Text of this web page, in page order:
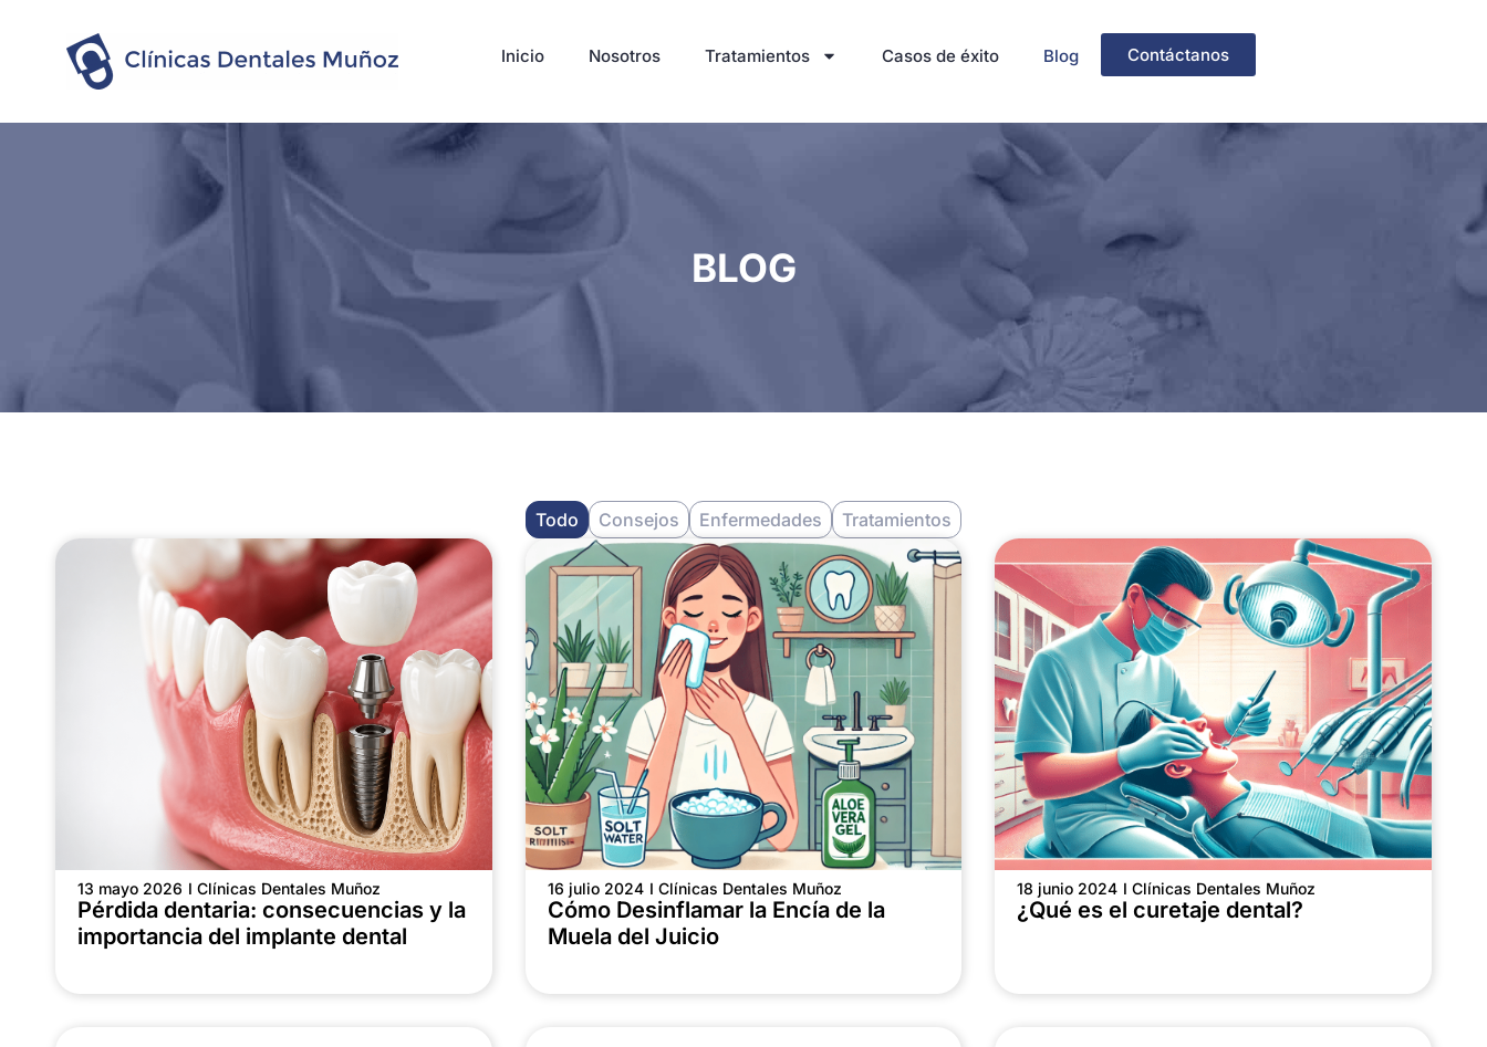
Inicio Nosotros Tratamientos Casos de éxito Blog Contáctanos
BLOG
Consejos Enfermedades Tratamientos
Todo
13 mayo 2026 I Clínicas Dentales Muñoz
Pérdida dentaria: consecuencias y la
importancia del implante dental
16 julio 2024 I Clínicas Dentales Muñoz
Cómo Desinflamar la Encía de la
Muela del Juicio
18 junio 2024 I Clínicas Dentales Muñoz
¿Qué es el curetaje dental?